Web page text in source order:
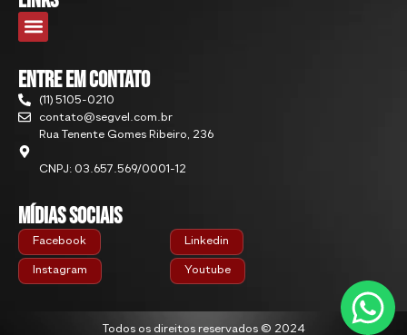
ENTRE EM CONTATO
(11) 5105-0210
contato@segvel.com.br
Rua Tenente Gomes Ribeiro, 236
CNPJ: 03.657.569/0001-12
Mídias Sociais
Facebook Linkedin
Instagram Youtube
Todos os direitos reservados © 2024